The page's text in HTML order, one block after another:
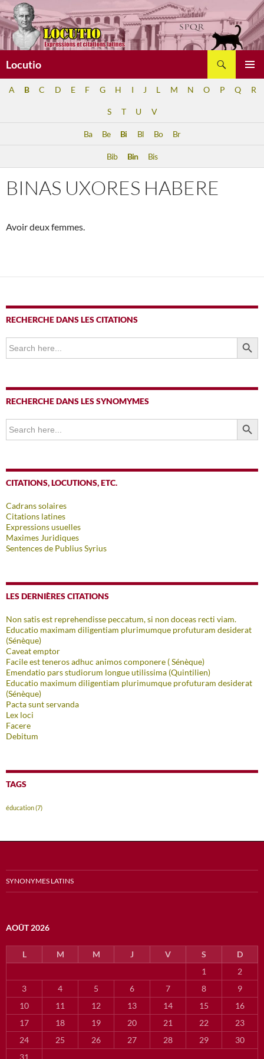
Aller
au
contenu
Locutio
A B C D E F G H I J L M N O P Q R
S T U V
Ba Be Bi Bl Bo Br
Bib Bin Bis
BINAS UXORES HABERE
Avoir deux femmes.
RECHERCHE DANS LES CITATIONS
Search
for:
SEARCH
RECHERCHE DANS LES SYNOMYMES
Search
for:
SEARCH
CITATIONS, LOCUTIONS, ETC.
Cadrans solaires
Citations latines
Expressions usuelles
Maximes Juridiques
Sentences de Publius Syrius
LES DERNIÈRES CITATIONS
Non satis est reprehendisse peccatum, si non doceas recti viam.
Educatio maximam diligentiam plurimumque profuturam desiderat
(Sénèque)
Caveat emptor
Facile est teneros adhuc animos componere ( Sénèque)
Emendatio pars studiorum longue utilissima (Quintilien)
Educatio maximum diligentiam plurimumque profuturam desiderat
(Sénèque)
Pacta sunt servanda
Lex loci
Facere
Debitum
TAGS
éducation(7)
SYNONYMES LATINS
AOÛT 2026
L M M J V S
D
1
2
3
4 5 6 7 8
9
10
11 12 13 14 15
16
17
18 19 20 21 22
23
24
25 26 27 28 29
30